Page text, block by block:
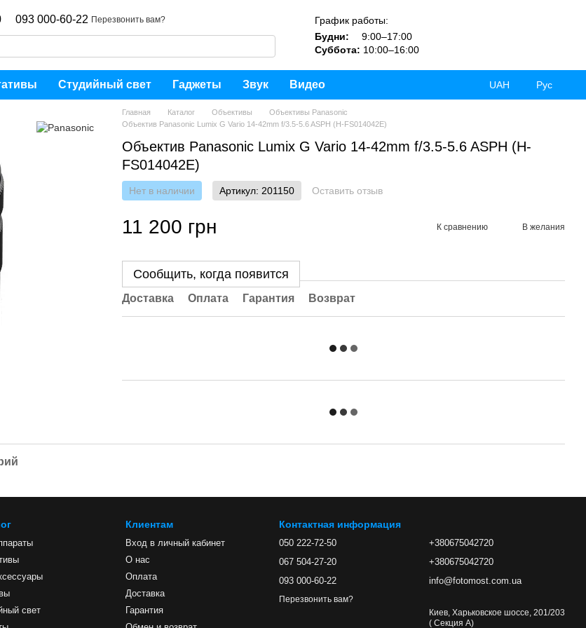
093 000-60-22 Перезвонить вам?
График работы:
Будни:
9:00–17:00
Суббота: 10:00–16:00
Студийный свет Гаджеты Звук Видео UAH Рус
Главная Каталог Объективы
Объективы Panasonic
Объектив Panasonic Lumix G Vario 14-42mm f/3.5-5.6 ASPH (H-FS014042E)
Объектив Panasonic Lumix G Vario 14-42mm f/3.5-5.6 ASPH (H-
FS014042E)
Нет в наличии Артикул: 201150 Оставить отзыв
11 200 грн К сравнению В желания
Сообщить, когда появится
Доставка Оплата Гарантия Возврат
свет
Клиентам
Вход в личный кабинет
О нас
Оплата
Доставка
Гарантия
Контактная информация
050 222-72-50
067 504-27-20
093 000-60-22
Перезвонить вам?
+380675042720
+380675042720
info@fotomost.com.ua
Киев, Харьковское шоссе, 201/203
( Секция А)